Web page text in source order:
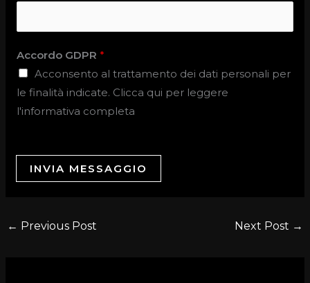
Accordo GDPR*
Acconsento al trattamento dei dati personali per
le finalità indicate. Clicca qui per leggere
l'informativa completa
INVIA MESSAGGIO
← Previous Post Next Post →